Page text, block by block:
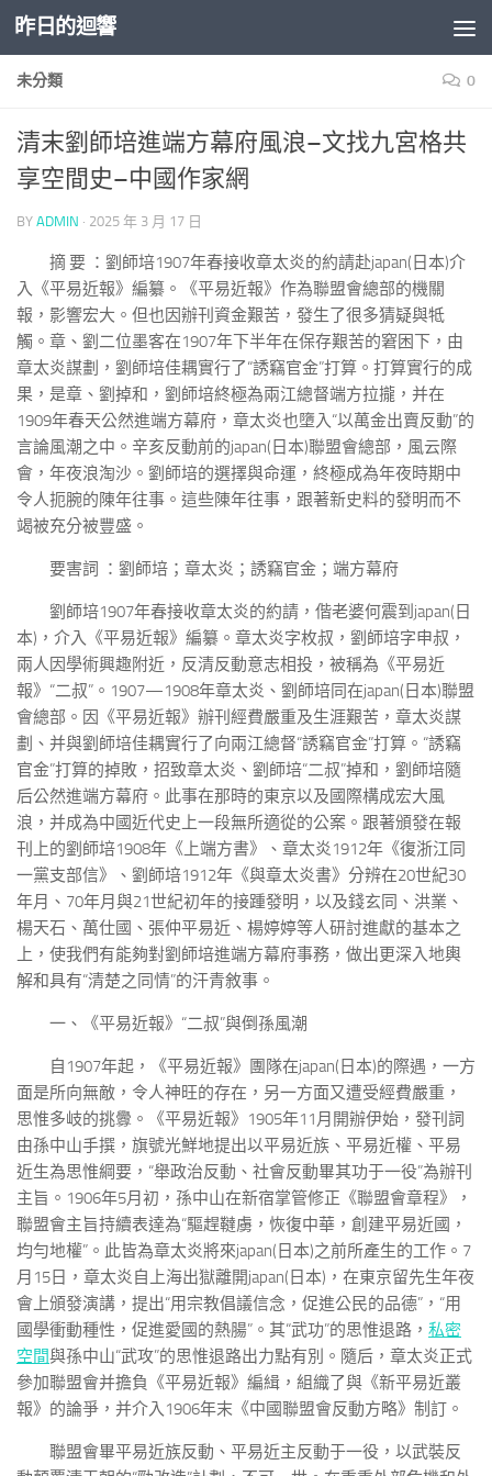
Skip to content
昨日的迴響
未分類 0
清末劉師培進端方幕府風浪–文找九宮格共
享空間史–中國作家網
BY ADMIN · 2025 年 3 月 17 日
摘 要 ：劉師培1907年春接收章太炎的約請赴japan(日本)介
入《平易近報》編纂。《平易近報》作為聯盟會總部的機關
報，影響宏大。但也因辦刊資金艱苦，發生了很多猜疑與牴
觸。章、劉二位墨客在1907年下半年在保存艱苦的窘困下，由
章太炎謀劃，劉師培佳耦實行了“誘竊官金”打算。打算實行的成
果，是章、劉掉和，劉師培終極為兩江總督端方拉攏，并在
1909年春天公然進端方幕府，章太炎也墮入“以萬金出賣反動”的
言論風潮之中。辛亥反動前的japan(日本)聯盟會總部，風云際
會，年夜浪淘沙。劉師培的選擇與命運，終極成為年夜時期中
令人扼腕的陳年往事。這些陳年往事，跟著新史料的發明而不
竭被充分被豐盛。
要害詞 ：劉師培；章太炎；誘竊官金；端方幕府
劉師培1907年春接收章太炎的約請，偕老婆何震到japan(日
本)，介入《平易近報》編纂。章太炎字枚叔，劉師培字申叔，
兩人因學術興趣附近，反清反動意志相投，被稱為《平易近
報》“二叔”。1907—1908年章太炎、劉師培同在japan(日本)聯盟
會總部。因《平易近報》辦刊經費嚴重及生涯艱苦，章太炎謀
劃、并與劉師培佳耦實行了向兩江總督“誘竊官金”打算。“誘竊
官金”打算的掉敗，招致章太炎、劉師培“二叔”掉和，劉師培隨
后公然進端方幕府。此事在那時的東京以及國際構成宏大風
浪，并成為中國近代史上一段無所適從的公案。跟著頒發在報
刊上的劉師培1908年《上端方書》、章太炎1912年《復浙江同
一黨支部信》、劉師培1912年《與章太炎書》分辨在20世紀30
年月、70年月與21世紀初年的接踵發明，以及錢玄同、洪業、
楊天石、萬仕國、張仲平易近、楊婷婷等人研討進獻的基本之
上，使我們有能夠對劉師培進端方幕府事務，做出更深入地輿
解和具有“清楚之同情”的汗青敘事。
一、《平易近報》“二叔”與倒孫風潮
自1907年起，《平易近報》團隊在japan(日本)的際遇，一方
面是所向無敵，令人神旺的存在，另一方面又遭受經費嚴重，
思惟多岐的挑釁。《平易近報》1905年11月開辦伊始，發刊詞
由孫中山手撰，旗號光鮮地提出以平易近族、平易近權、平易
近生為思惟綱要，“舉政治反動、社會反動畢其功于一役”為辦刊
主旨。1906年5月初，孫中山在新宿掌管修正《聯盟會章程》，
聯盟會主旨持續表達為“驅趕韃虜，恢復中華，創建平易近國，
均勻地權”。此皆為章太炎將來japan(日本)之前所產生的工作。7
月15日，章太炎自上海出獄離開japan(日本)，在東京留先生年夜
會上頒發演講，提出“用宗教倡議信念，促進公民的品德”，“用
國學衝動種性，促進愛國的熱腸”。其“武功”的思惟退路， 私密
空間與孫中山“武攻”的思惟退路出力點有別。隨后，章太炎正式
參加聯盟會并擔負《平易近報》編緝，組織了與《新平易近叢
報》的論爭，并介入1906年末《中國聯盟會反動方略》制訂。
聯盟會畢平易近族反動、平易近主反動于一役，以武裝反